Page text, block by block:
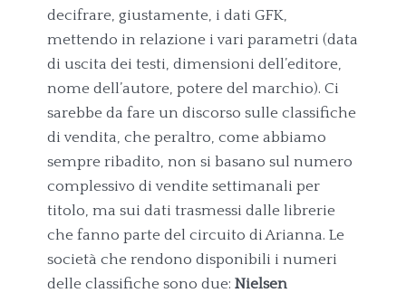
decifrare, giustamente, i dati GFK,
mettendo in relazione i vari parametri (data
di uscita dei testi, dimensioni dell’editore,
nome dell’autore, potere del marchio). Ci
sarebbe da fare un discorso sulle classifiche
di vendita, che peraltro, come abbiamo
sempre ribadito, non si basano sul numero
complessivo di vendite settimanali per
titolo, ma sui dati trasmessi dalle librerie
che fanno parte del circuito di Arianna. Le
società che rendono disponibili i numeri
delle classifiche sono due: Nielsen